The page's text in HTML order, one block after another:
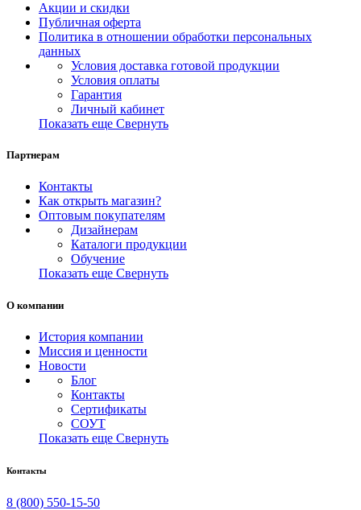
Акции и скидки
Публичная оферта
Политика в отношении обработки персональных
данных
Условия доставка готовой продукции
Условия оплаты
Гарантия
Личный кабинет
Показать еще Свернуть
Партнерам
Контакты
Как открыть магазин?
Оптовым покупателям
Дизайнерам
Каталоги продукции
Обучение
Показать еще Свернуть
О компании
История компании
Миссия и ценности
Новости
Блог
Контакты
Сертификаты
СОУТ
Показать еще Свернуть
Контакты
8 (800) 550-15-50